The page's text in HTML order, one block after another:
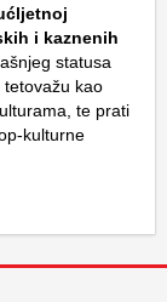
i kaznenih
statusa
kao
te prati
kulturne